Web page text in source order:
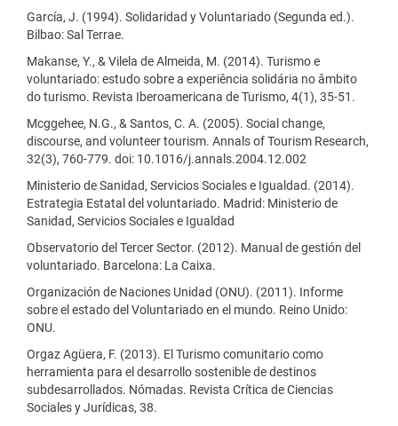
García, J. (1994). Solidaridad y Voluntariado (Segunda ed.).
Bilbao: Sal Terrae.
Makanse, Y., & Vilela de Almeida, M. (2014). Turismo e
voluntariado: estudo sobre a experiência solidária no âmbito
do turismo. Revista Iberoamericana de Turismo, 4(1), 35-51.
Mcggehee, N.G., & Santos, C. A. (2005). Social change,
discourse, and volunteer tourism. Annals of Tourism Research,
32(3), 760-779. doi: 10.1016/j.annals.2004.12.002
Ministerio de Sanidad, Servicios Sociales e Igualdad. (2014).
Estrategia Estatal del voluntariado. Madrid: Ministerio de
Sanidad, Servicios Sociales e Igualdad
Observatorio del Tercer Sector. (2012). Manual de gestión del
voluntariado. Barcelona: La Caixa.
Organización de Naciones Unidad (ONU). (2011). Informe
sobre el estado del Voluntariado en el mundo. Reino Unido:
ONU.
Orgaz Agüera, F. (2013). El Turismo comunitario como
herramienta para el desarrollo sostenible de destinos
subdesarrollados. Nómadas. Revista Crítica de Ciencias
Sociales y Jurídicas, 38.